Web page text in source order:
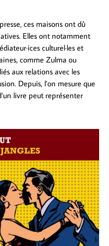
ces maisons ont dû
Elles ont notamment
culturel·les et
comme Zulma ou
aux relations avec les
Depuis, l’on mesure que
livre peut représenter